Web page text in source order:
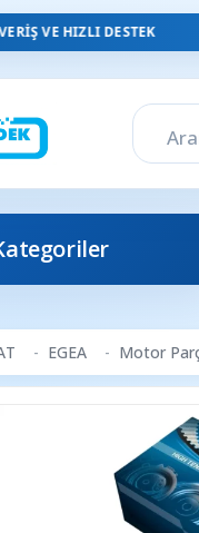
VE HIZLI DESTEK
EGEA Motor